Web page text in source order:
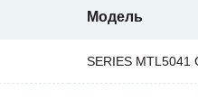
Модель
SERIES MTL5041